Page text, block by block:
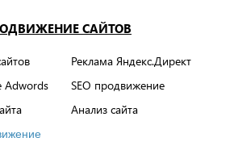
САЙТОВ
Реклама Яндекс.Директ
Adwords
SEO продвижение
Анализ сайта